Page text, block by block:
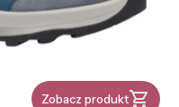
Zobacz produkt